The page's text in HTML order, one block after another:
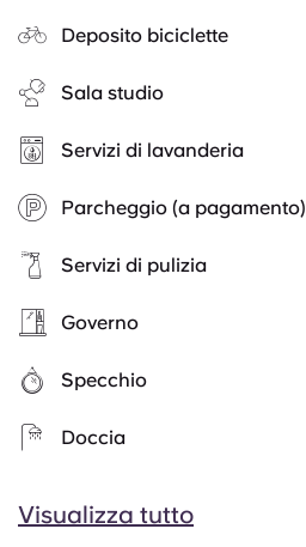
Deposito biciclette
Sala studio
Servizi di lavanderia
Parcheggio (a pagamento)
Servizi di pulizia
Governo
Specchio
Doccia
Visualizza tutto